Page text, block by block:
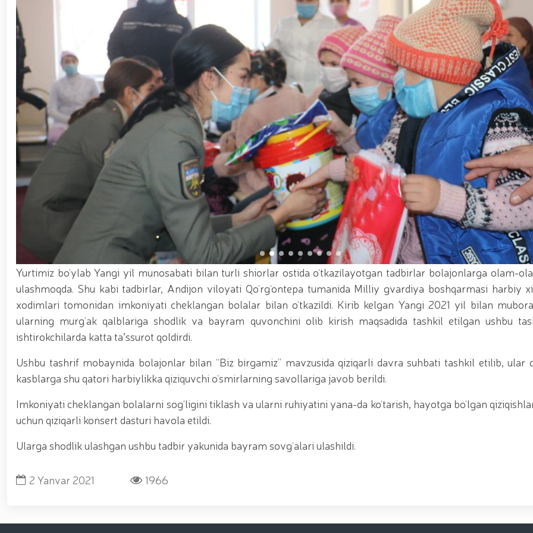
ishchi guruhining yoshlar bilan uchrashuvi tadbirlari doirasida muddatdi harbiy xizmatchilarga
polkovnik B.Tashmatov poytaxtimizdagi manzilli ishlari davomida yoshlar bilan uchrashib, ular bilan
etishga moyil shaxslar yashash manzillarida tezkor tadbirlar o‘tkazildi. // “8-mart – Xalqaro xotin qizlar
yuritib kyelayotgan ayollar uchun tantanali bayram tadbiri tashkil etildi // Moliyaviy shaffoflik va
o‘tkazildi // Ajdodlar merosi – milliy gʻurur va vatanparvarlik manbai // General-polkovnik
litseyi faoliyati bilan yaqindan tanishdi. //Milliy gvardiya qo‘mondoni, general-polkovnik B.Tashmatov
// “Harbiy taʼlim tizimida ilm-fan va pedagogik texnologiyalarni rivojlantirish istiqbollari” mavzusida
etildi. //Milliy gvardiya qo‘mondoni general-polkovnik B.Tashmatov ilk manzilli ishlarini Yunusobod
viloyatalarida xavfsiz muhitni yaratish va jamoat xavfsizligini ishonchli taʼminlash boʻyicha manzilli
vazifalar doimiy e’tiborda. // Milliy gvardiya qoʻmondoni general-polkovnik B.Tashmatov
federatsiyasi raisi etib saylandi. // Milliy gvardiya shaxsiy tarkibining jangovar salohiyati, jismoniy va
talablariga mos takomillashtirishga qaratilgan ishlar davom ettirilmoqda. // Tizim fidoyilari hurmat va
oilalar” mavzusida adabiy-badiiy kecha tashkil etildi / / Vatanparvarlik oyligi doirasidagi tadbirlar / /
“Jasorat” filmi premyerasi bo'lib o'tdi / / Qurolli Kuchlarimiz tashkil etilganining 34 yilligi va 14 yanvar –
bayramona tadbir o‘tkazildi / / Milliy gvardiya qo'mondonining O‘zbekiston Respublikasi Qurolli
kuni munosabati bilan bayram tabrigi / / Oʻzbekiston Respublikasi Qurolli Kuchlari tashkil etilganining
munosabati bilan gvardiyachilar xizmat burchini bajarish chogʻida qahramonlarcha halok boʻlgan
devoni hududida bunyod etilgan yodgorlik majmuasi poyiga gul qoʻyishib, ularning xotirasiga hurmat
“O‘zbekiston Respublikasi Qurolli Kuchlari tashkil etilganining 34 yilligi hamda Vatan himoyachilari
muhofaza qilish organlari xodimlaridan bir guruhini mukofotlash to‘g‘risida”gi Farmoni / / Prezident
yig‘ilishini o‘tkazdi / / Prezident Shavkat Mirziyoyev Toshkent shahri Yunusobod tumanida barpo
tanishdi / / Moliya, ilg‘or texnologiyalar, madaniyat va turizmning yirik markaziga aylanib borayotgan
asosida yanada rivojlantiriladi / / Ma'naviy-ma'rifiy seminar-trening o‘tkazildi / / Qoraqalpogʻiston
kiritilgan oʻsimlikni noqonuniy ravishda olib ketayotgan shaxs qo'lga olindi / / Toshkent shahrida
vositalari olib qo‘yildi / / Farg‘ona viloyatida pirotexnika vositalarining noqonuniy muomalasiga chek
markazida navbatdagi tinglovchilar uchun sertifikat topshirish marosimi bo‘lib o‘tdi. // Milliy gvardiya
nufuzli ko‘rgazmasi yuqori saviyada bo'lib o'tdi. // Milliy gvardiya Jamoat xavfsizligi universitetiga
jarayonlari davom etmoqda / / Davlatimiz rahbarining ommaviy sportni yangi bosqichga olib chiqish
belgilab bergan vazifalari yuzasidan, Milliy gvardiya qo‘mondoni R.Djurayev raisligida, kamondan
voleybol bo‘yicha o‘tkazilgan musobaqada faxrli birinchi o‘rinni egallashdi / / Oliy Majlis Senatining
universiteti dotsentlari ishtirokidagi ochiq muloqot / / Milliy gvardiya Temurbeklar maktabi
xususiyatlari” mavzusida ko‘rgazmali mashg‘ulot tashkil etildi / / Milliy gvardiya Toshkent mintaqaviy
uchuvchisiz uchadigan apparatlarini qo‘llash istiqbollari” mavzusida Respublika ilmiy-amaliy seminari
o‘qilishi vaqtida jamoat tartibi hamda fuqarolar xavfsizligi taʼminlanad / / O‘zbekiston Respublikasi
Yurtimiz bo‘ylab Yangi yil munosabati bilan turli shiorlar ostida o‘tkazilayotgan tadbirlar bolajonlarga olam-
ulashmoqda. Shu kabi tadbirlar, Andijon viloyati Qo‘rg‘ontepa tumanida Milliy gvardiya boshqarmasi harbiy
xodimlari tomonidan imkoniyati cheklangan bolalar bilan o‘tkazildi. Kirib kelgan Yangi 2021 yil bilan
ularning murg‘ak qalblariga shodlik va bayram quvonchini olib kirish maqsadida tashkil etilgan ushbu
ishtirokchilarda katta taʼssurot qoldirdi.
Ushbu tashrif mobaynida bolajonlar bilan “Biz birgamiz” mavzusida qiziqarli davra suhbati tashkil etilib, ular
kasblarga shu qatori harbiylikka qiziquvchi o‘smirlarning savollariga javob berildi.
Imkoniyati cheklangan bolalarni sog‘ligini tiklash va ularni ruhiyatini yana-da ko‘tarish, hayotga bo‘lgan
uchun qiziqarli konsert dasturi havola etildi.
Ularga shodlik ulashgan ushbu tadbir yakunida bayram sovg‘alari ulashildi.
2 Yanvar 2021 1966